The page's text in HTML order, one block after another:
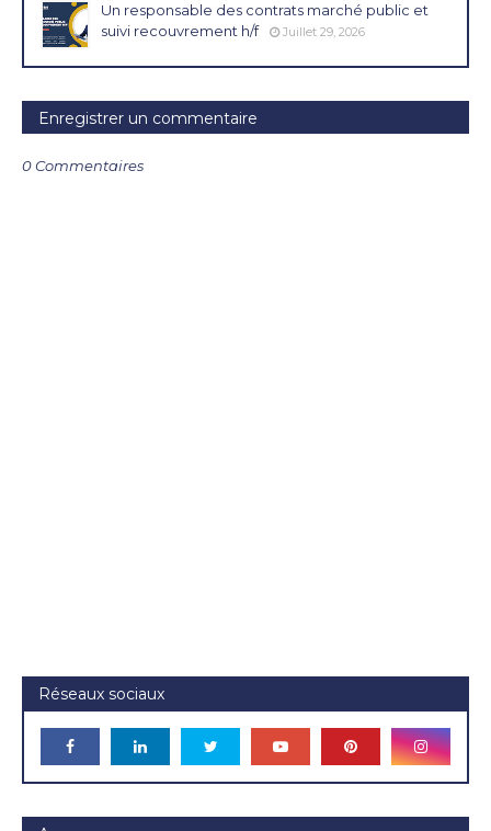
Un responsable des contrats marché public et
suivi recouvrement h/f
Juillet 29, 2026
Enregistrer un commentaire
0 Commentaires
Réseaux sociaux